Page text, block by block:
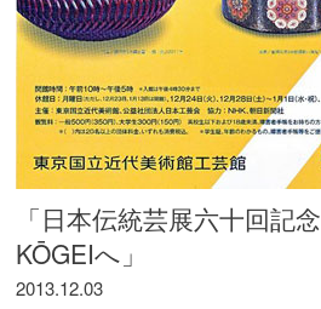
「日本伝統芸展六十回記
KŌGEIへ」
2013.12.03